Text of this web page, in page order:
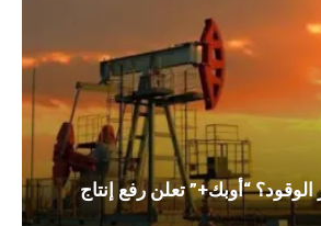
“أوبك+” تعلن رفع إنتاج